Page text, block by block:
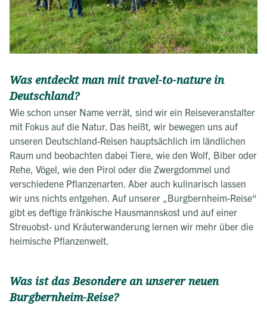
Was entdeckt man mit travel-to-nature in
Deutschland?
Wie schon unser Name verrät, sind wir ein Reiseveranstalter
mit Fokus auf die Natur. Das heißt, wir bewegen uns auf
unseren Deutschland-Reisen hauptsächlich im ländlichen
Raum und beobachten dabei Tiere, wie den Wolf, Biber oder
Rehe, Vögel, wie den Pirol oder die Zwergdommel und
verschiedene Pflanzenarten. Aber auch kulinarisch lassen
wir uns nichts entgehen. Auf unserer „Burgbernheim-Reise“
gibt es deftige fränkische Hausmannskost und auf einer
Streuobst- und Kräuterwanderung lernen wir mehr über die
heimische Pflanzenwelt.
Was ist das Besondere an unserer neuen
Burgbernheim-Reise?